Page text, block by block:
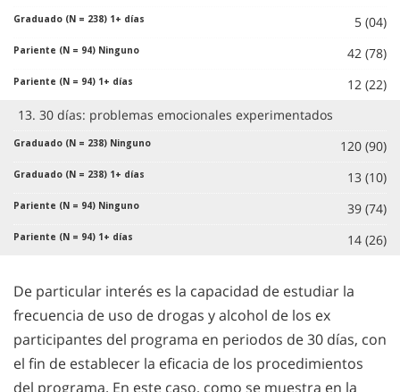
5 (04)
42 (78)
12 (22)
13. 30 días: problemas emocionales experimentados
120 (90)
13 (10)
39 (74)
14 (26)
De particular interés es la capacidad de estudiar la
frecuencia de uso de drogas y alcohol de los ex
participantes del programa en periodos de 30 días, con
el fin de establecer la eficacia de los procedimientos
del programa. En este caso, como se muestra en la